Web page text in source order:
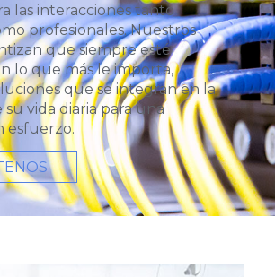
las interacciones tanto
profesionales. Nuestros
que siempre esté
lo que más le importa,
que se integran en la
vida diaria para una
esfuerzo.